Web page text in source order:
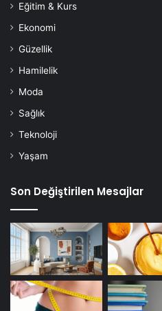
Eğitim & Kurs
Ekonomi
Güzellik
Hamilelik
Moda
Sağlık
Teknoloji
Yaşam
Son Değiştirilen Mesajlar